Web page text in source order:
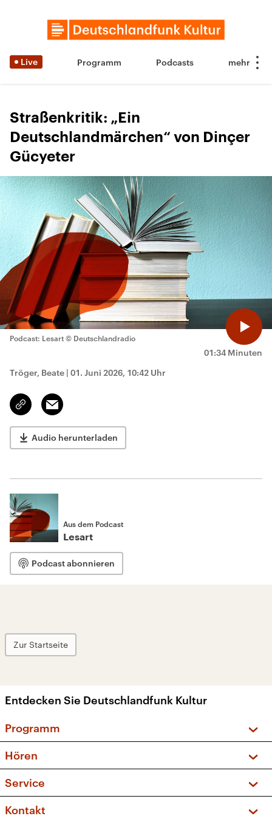
Live Programm Podcasts
Straßenkritik: „Ein
Deutschlandmärchen“ von Dinçer
Gücyeter
01:34 Minuten
Podcast: Lesart © Deutschlandradio
Tröger, Beate | 01. Juni 2026, 10:42 Uhr
Link
kopieren/teilen
Email
Audio herunterladen
Aus dem Podcast
Lesart
Podcast abonnieren
Zur Startseite
Entdecken Sie Deutschlandfunk Kultur
Programm
Sendungen und Podcasts
Musikliste
Kakadu – Das Kinderprogramm
Hören
Frequenzen (UKW + DAB+)
Service
FAQ
Kontakt